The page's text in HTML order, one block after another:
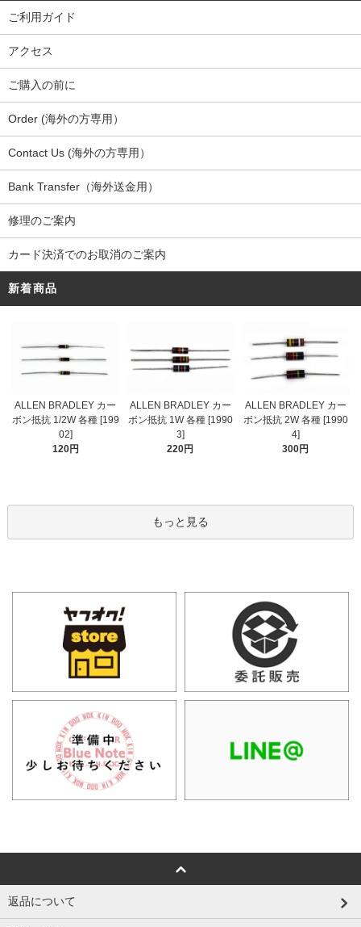
ご利用ガイド
アクセス
ご購入の前に
Order (海外の方専用）
Contact Us (海外の方専用）
Bank Transfer（海外送金用）
修理のご案内
カード決済でのお取消のご案内
新着商品
ALLEN BRADLEY カー
ボン抵抗 1/2W 各種 [199
02]
120円
ALLEN BRADLEY カー
ボン抵抗 1W 各種 [1990
3]
220円
ALLEN BRADLEY カー
ボン抵抗 2W 各種 [1990
4]
300円
もっと見る
返品について